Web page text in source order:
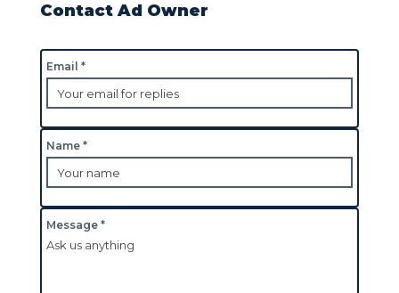
Contact Ad Owner
Email *
Name *
Message *